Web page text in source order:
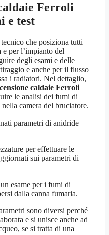
Ferroli
e test
che posiziona tutti
per l’impianto del
degli esami e delle
e anche per il flusso
i radiatori. Nel dettaglio,
caldaie Ferroli
le analisi dei fumi di
camera del bruciatore.
parametri di anidride
per effettuare le
sui parametri di
esame per i fumi di
dalla canna fumaria.
sono diversi perché
e si unisce anche ad
se si tratta di una